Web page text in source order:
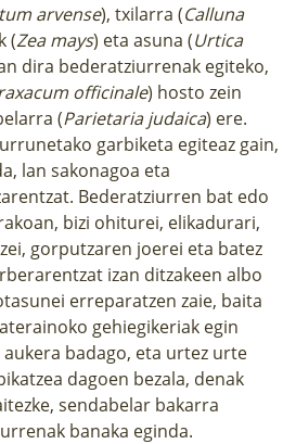
arvense), txilarra (Calluna
(Zea mays) eta asuna (Urtica
dira bederatziurrenak egiteko,
officinale) hosto zein
(Parietaria judaica) ere.
garbiketa egiteaz gain,
lan sakonagoa eta
Bederatziurren bat edo
bizi ohiturei, elikadurari,
gorputzaren joerei eta batez
izan ditzakeen albo
erreparatzen zaie, baita
gehiegikeriak egin
badago, eta urtez urte
dagoen bezala, denak
sendabelar bakarra
banaka eginda.